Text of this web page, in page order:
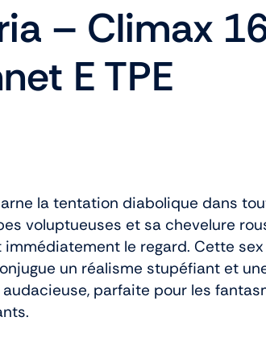
– Climax
E TPE
la tentation diabolique dans
voluptueuses et sa chevelure
le regard. Cette sex
un réalisme stupéfiant et
parfaite pour les